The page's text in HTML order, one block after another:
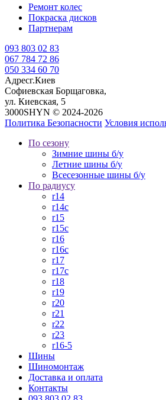
Ремонт колес
Покраска дисков
Партнерам
093 803 02 83
067 784 72 86
050 334 60 70
Адресг.Киев
Софиевская Борщаговка,
ул. Киевская, 5
3000SHYN © 2024-2026
Политика Безопасности Условия
По сезону
Зимние шины б/у
Летние шины б/у
Всесезонные шины б/у
По радиусу
r14
r14c
r15
r15c
r16
r16c
r17
r17c
r18
r19
r20
r21
r22
r23
r16-5
Шины
Шиномонтаж
Доставка и оплата
Контакты